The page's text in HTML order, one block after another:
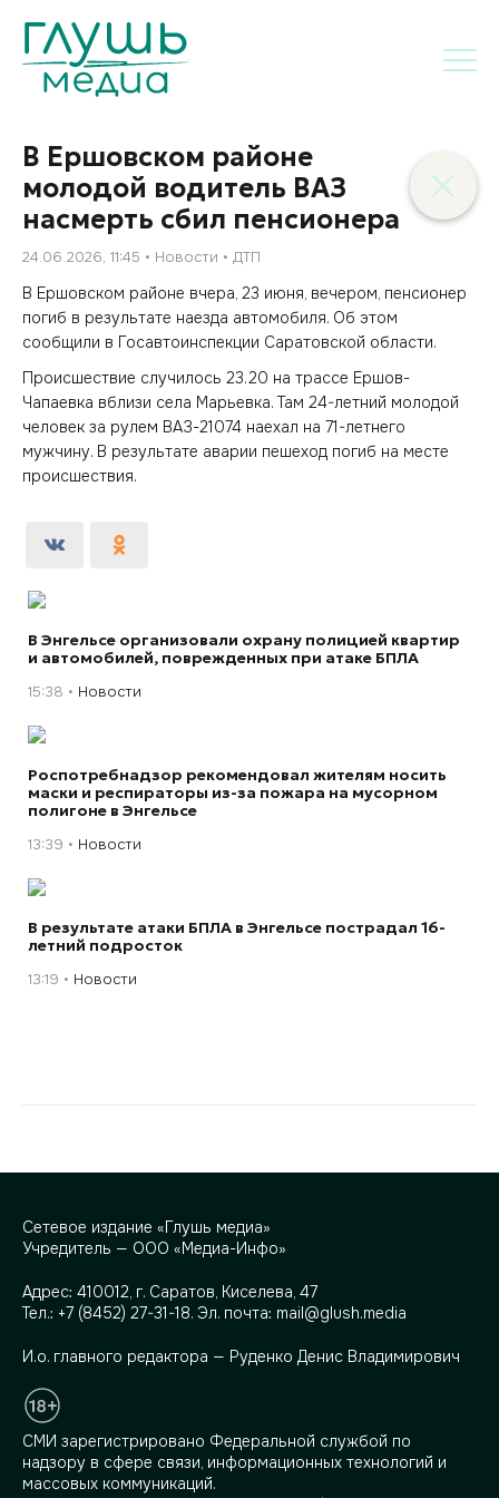
В Ершовском районе
молодой водитель ВАЗ
насмерть сбил пенсионера
24.06.2026, 11:45 Новости ДТП
В Ершовском районе вчера, 23 июня, вечером, пенсионер
погиб в результате наезда автомобиля. Об этом
сообщили в Госавтоинспекции Саратовской области.
Происшествие случилось 23.20 на трассе Ершов-
Чапаевка вблизи села Марьевка. Там 24-летний молодой
человек за рулем ВАЗ-21074 наехал на 71-летнего
мужчину. В результате аварии пешеход погиб на месте
происшествия.
В Энгельсе организовали охрану полицией квартир
и автомобилей, поврежденных при атаке БПЛА
15:38 Новости
Роспотребнадзор рекомендовал жителям носить
маски и респираторы из-за пожара на мусорном
полигоне в Энгельсе
13:39 Новости
В результате атаки БПЛА в Энгельсе пострадал 16-
летний подросток
13:19 Новости
Сетевое издание «Глушь медиа»
Учредитель — ООО «Медиа-Инфо»
Адрес: 410012, г. Саратов, Киселева, 47
Тел.: +7 (8452) 27-31-18. Эл. почта: mail@glush.media
И.о. главного редактора — Руденко Денис Владимирович
СМИ зарегистрировано Федеральной службой по
надзору в сфере связи, информационных технологий и
массовых коммуникаций.